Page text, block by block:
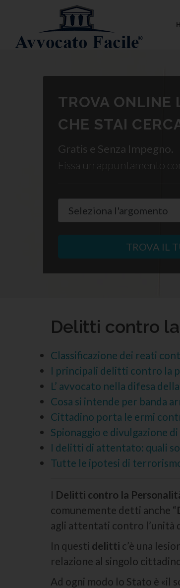
TROVA ONLINE
CHE STAI
Gratis e Senza Impegno.
Fissa un appuntamento
TROVA IL
Delitti contro
Classificazione dei reati
I principali delitti contro la
L’ avvocato nella difesa
Cosa si intende per banda
Cittadino porta le ermi
Spionaggio e divulgazione
I delitti di attentato: quali
Tutte le ipotesi di
I Delitti contro la
comunemente detti anche “
agli attentati contro l’unità
In questi delitti c’è una
relazione al singolo
Ad ogni modo lo Stato è